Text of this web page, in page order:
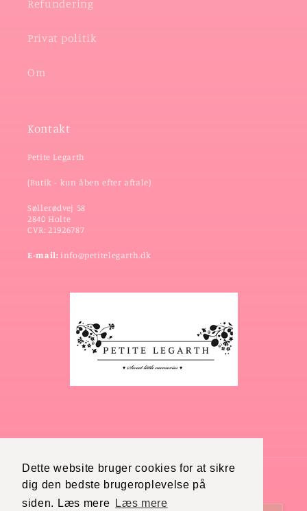
Dette website bruger cookies for at sikre
dig den bedste brugeroplevelse på
siden. Læs mere
Læs mere
Refundering
Privat politik
Om
Kontakt
Petite Legarth
(Butik - kun åben efter aftale)
Søllerødvej 58
2840 Holte
CVR: 21926787
E-mail: info@petitelegarth.dk
Land/område Sprog